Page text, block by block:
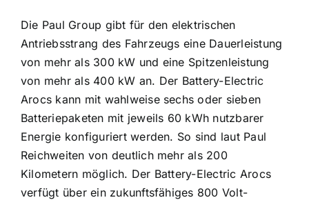
Die Paul Group gibt für den elektrischen
Antriebsstrang des Fahrzeugs eine Dauerleistung
von mehr als 300 kW und eine Spitzenleistung
von mehr als 400 kW an. Der Battery-Electric
Arocs kann mit wahlweise sechs oder sieben
Batteriepaketen mit jeweils 60 kWh nutzbarer
Energie konfiguriert werden. So sind laut Paul
Reichweiten von deutlich mehr als 200
Kilometern möglich. Der Battery-Electric Arocs
verfügt über ein zukunftsfähiges 800 Volt-